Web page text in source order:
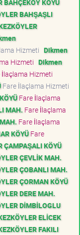
BAHÇEKÖY KÖYÜ
BAHŞAŞLI
Hizmeti Dikmen
Hizmeti Dikmen
Hizmeti
Fare İlaçlama Hizmeti
Fare İlaçlama
MAH. Fare İlaçlama
Fare İlaçlama
KÖYÜFare
ÇAMPAŞALI KÖYÜ
ÇEVLİK MAH.
ÇOBANLI MAH.
ÇORMAN KÖYÜ
DERE MAH.
DİMBİLOGLU
ELİCEK
FAKILI